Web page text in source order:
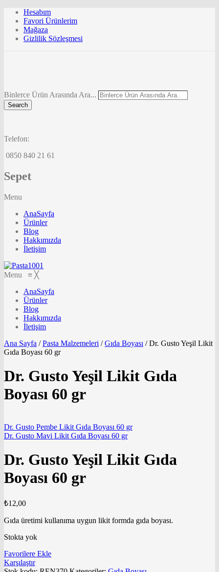
Hesabım
Favori Ürünlerim
Mağaza
Gizlilik Sözleşmesi
Binlerce Ürün Arasında Ara...
Search
Telefon:
0850 840 21 61
Sepet
Menu
AnaSayfa
Ürünler
Blog
Hakkımızda
İletişim
Menu ≡ ╳
AnaSayfa
Ürünler
Blog
Hakkımızda
İletişim
Ana Sayfa / Pasta Malzemeleri / Gıda Boyası /Dr. Gusto Yeşil Likit
Gıda Boyası 60 gr
Dr. Gusto Yeşil Likit Gıda
Boyası 60 gr
Dr. Gusto Pembe Likit Gıda Boyası 60 gr
Dr. Gusto Mavi Likit Gıda Boyası 60 gr
Dr. Gusto Yeşil Likit Gıda
Boyası 60 gr
₺12,00
Gıda üretimi kullanıma uygun likit formda gıda boyası.
Stokta yok
Favorilere Ekle
Karşılaştır